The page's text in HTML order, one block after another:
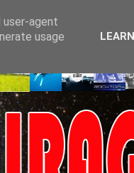
user-agent
usage